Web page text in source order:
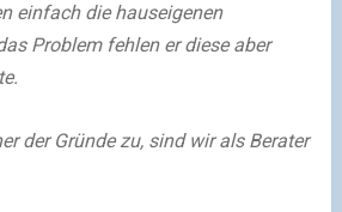
einfach die hauseigenen
Problem fehlen er diese aber
der Gründe zu, sind wir als Berater